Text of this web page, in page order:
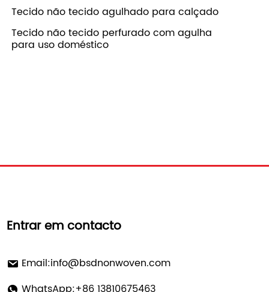
Tecido não tecido agulhado para calçado
Tecido não tecido perfurado com agulha
para uso doméstico
Entrar em contacto
Email:info@bsdnonwoven.com